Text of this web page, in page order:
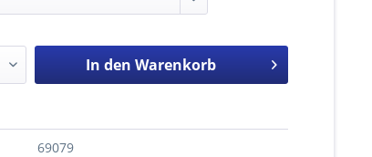
In den Warenkorb
69079